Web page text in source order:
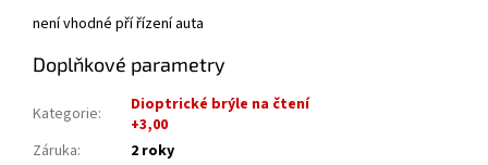
není vhodné pří řízení auta
Doplňkové parametry
Kategorie:
Dioptrické brýle na čtení
+3,00
Záruka:
2 roky